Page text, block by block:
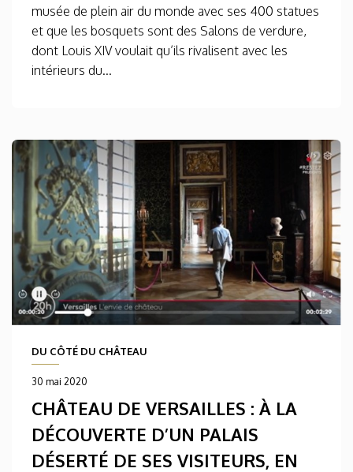
musée de plein air du monde avec ses 400 statues
et que les bosquets sont des Salons de verdure,
dont Louis XIV voulait qu’ils rivalisent avec les
intérieurs du...
DU CÔTÉ DU CHÂTEAU
30 mai 2020
CHÂTEAU DE VERSAILLES : À LA
DÉCOUVERTE D’UN PALAIS
DÉSERTÉ DE SES VISITEURS, EN